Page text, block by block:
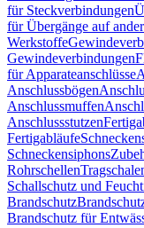
für Steckverbindungen
für Übergänge auf
Werkstoffe
Gewindeverbindungen
für Apparateanschlüsse
Anschlussbögen
Anschlussmuffen
Anschlussstutzen
Fertigabläufe
Schneckensiphons
Rohrschellen
Schallschutz und
Brandschutz
Brandschutz für